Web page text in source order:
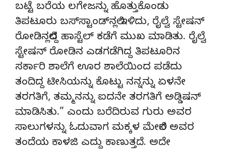
ಬಟ್ಟೆ ಬರೆಯ ಲಗೇಜನ್ನು ಹೊತ್ತುಕೊಂಡು
ತಿಪಟೂರು ಬಸ್‌ಸ್ಟಾಂಡ್‌ನಲ್ಲಿ ಇಳಿದು, ರೈಲ್ವೆ ಸ್ಟೇಷನ್
ರೋಡಿನಲ್ಲಿದ್ದ ಹಾಸ್ಟೆಲ್ ಕಡೆಗೆ ಮುಖ ಮಾಡಿತು. ರೈಲ್ವೆ
ಸ್ಟೇಷನ್ ರೋಡಿನ ಎಡಗಡೆಗಿದ್ದ ತಿಪಟೂರಿನ
ಸರ್ಕಾರಿ ಶಾಲೆಗೆ ಊರ ಶಾಲೆಯಿಂದ ಪಡೆದು
ತಂದಿದ್ದ ಟೀಸಿಯನ್ನು ಕೊಟ್ಟು ನನ್ನನ್ನು ಏಳನೇ
ತರಗತಿಗೆ, ತಮ್ಮನನ್ನು ಐದನೇ ತರಗತಿಗೆ ಅಡ್ಡಿಷನ್
ಮಾಡಿಸಿತು.” ಎಂದು ಬರೆದಿರುವ ಗುರು ಅವರ
ಸಾಲುಗಳನ್ನು ಓದುವಾಗ ಮಕ್ಕಳ ಮೇಲಿನ ಅವರ
ತಂದೆಯ ಕಾಳಜಿ ಎದ್ದು ಕಾಣುತ್ತದೆ. ಅದೇ